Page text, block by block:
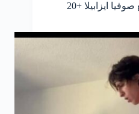
فيلم يوسف خليل التونسي مع صوفيا ايزابيلا +20